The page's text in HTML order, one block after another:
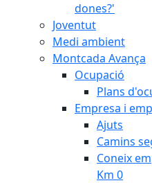
dones?'
Joventut
Medi ambient
Montcada Avança
Ocupació
Plans
Empresa i
Ajuts
Camins
Coneix
Km 0